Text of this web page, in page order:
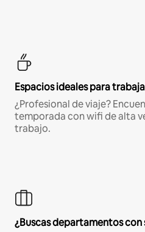
Espacios ideales para
¿Profesional de viaje?
temporada con wifi de alta
trabajo.
¿Buscas departamentos